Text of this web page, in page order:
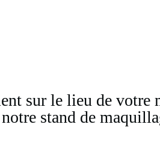
sur le lieu de votre
stand de